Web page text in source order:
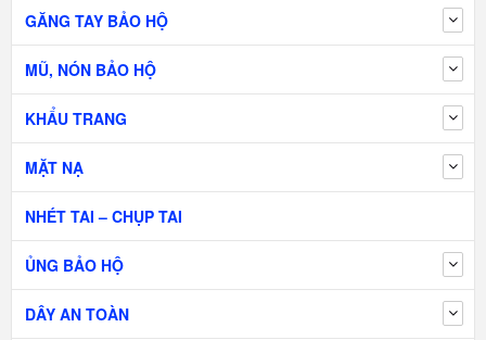
GĂNG TAY BẢO HỘ
MŨ, NÓN BẢO HỘ
KHẨU TRANG
MẶT NẠ
NHÉT TAI – CHỤP TAI
ỦNG BẢO HỘ
DÂY AN TOÀN